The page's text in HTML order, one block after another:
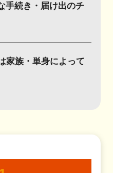
手続き・届け出のチ
家族・単身によって